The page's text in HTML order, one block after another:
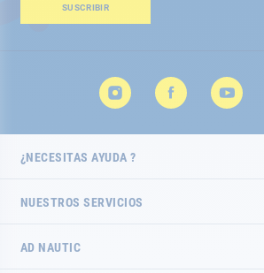
de
SUSCRIBIR
¿NECESITAS AYUDA ?
NUESTROS SERVICIOS
AD NAUTIC